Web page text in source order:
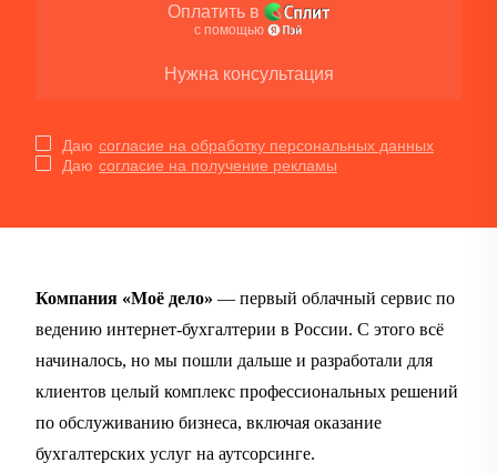
Оплатить в
с помощью
Нужна консультация
Даю согласие на обработку персональных данных
Даю согласие на получение рекламы
Компания «Моё дело» — первый облачный сервис по
ведению интернет-бухгалтерии в России. С этого всё
начиналось, но мы пошли дальше и разработали для
клиентов целый комплекс профессиональных решений
по обслуживанию бизнеса, включая оказание
бухгалтерских услуг на аутсорсинге.